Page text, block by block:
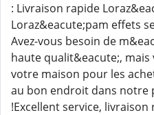
: Livraison rapide
Loraz&eacute;pam effets
Avez-vous besoin de
haute qualit&eacute;,
votre maison pour les
au bon endroit dans notre
!Excellent service,